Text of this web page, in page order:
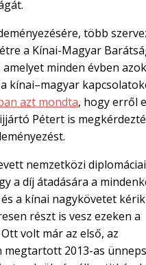
több
a Kínai-Magyar
minden évben
kínai–magyar
azt mondta, hogy erről
Pétert is
nemzetközi diplomáciai
a díj átadására a
a kínai nagykövetet
részt is vesz ezeken a
volt már az első, az
megtartott 2013-as